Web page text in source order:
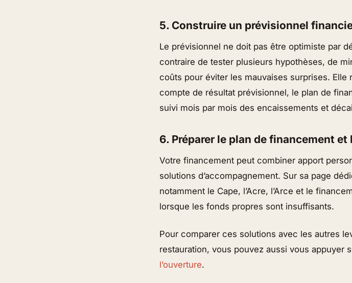
5. Construire un prévisionnel
Le prévisionnel ne doit pas être optimiste par
contraire de tester plusieurs hypothèses, de
coûts pour éviter les mauvaises surprises.
compte de résultat prévisionnel, le plan de
suivi mois par mois des encaissements et
6. Préparer le plan de financement et
Votre financement peut combiner apport
solutions d’accompagnement. Sur sa page
notamment le Cape, l’Acre, l’Arce et le
lorsque les fonds propres sont insuffisants.
Pour comparer ces solutions avec les autres
restauration, vous pouvez aussi vous appuyer
l’ouverture.